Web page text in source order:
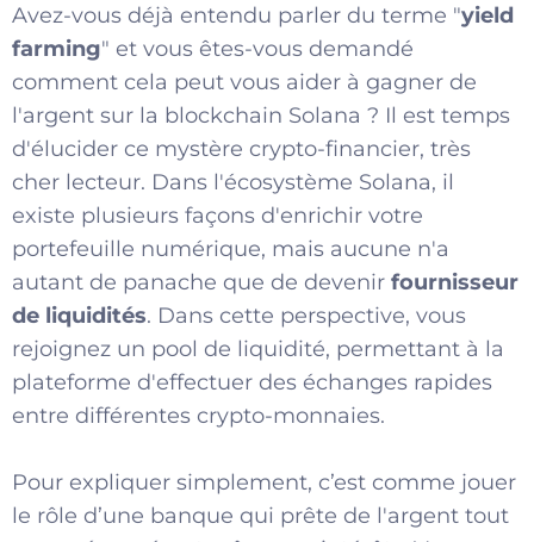
Avez-vous déjà entendu parler du terme "yield
farming" et vous êtes-vous demandé
comment cela peut vous aider à gagner de
l'argent sur la blockchain Solana ? Il est temps
d'élucider ce mystère crypto-financier, très
cher lecteur. Dans l'écosystème Solana, il
existe plusieurs façons d'enrichir votre
portefeuille numérique, mais aucune n'a
autant de panache que de devenir fournisseur
de liquidités. Dans cette perspective, vous
rejoignez un pool de liquidité, permettant à la
plateforme d'effectuer des échanges rapides
entre différentes crypto-monnaies.
Pour expliquer simplement, c’est comme jouer
le rôle d’une banque qui prête de l'argent tout